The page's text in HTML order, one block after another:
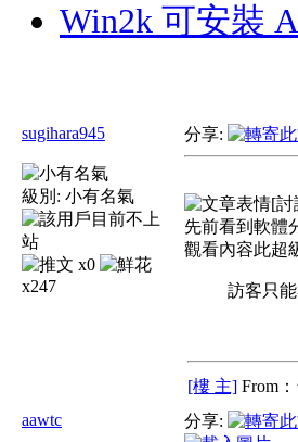
Win2k 可安裝
sugihara945
級別: 小有名氣
x0
x247
分享:
[討
先前看到軟體
觀看內容此超
訪客只
[樓 主] From
aawtc
分享: